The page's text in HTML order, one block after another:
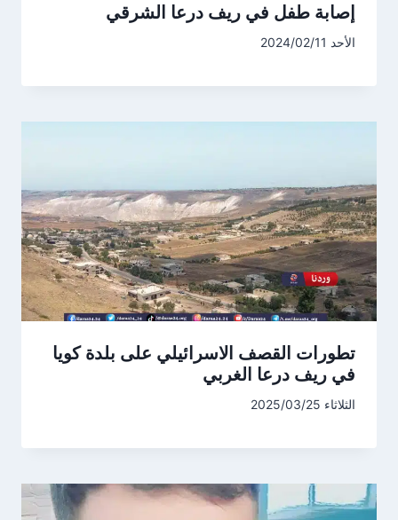
إصابة طفل في ريف درعا الشرقي
الأحد 2024/02/11
تطورات القصف الاسرائيلي على بلدة كويا
في ريف درعا الغربي
الثلاثاء 2025/03/25